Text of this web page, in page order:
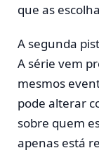
que as
A segunda
A série vem
mesmos
pode alterar
sobre quem
apenas está